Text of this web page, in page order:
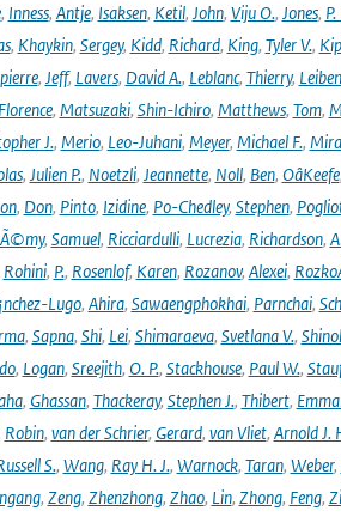
, Inness, Antje, Isaksen, Ketil, John, Viju O., Jones,
, Khaykin, Sergey, Kidd, Richard, King, Tyler V.,
, Jeff, Lavers, David A., Leblanc, Thierry,
Florence, Matsuzaki, Shin-Ichiro, Matthews, Tom,
J., Merio, Leo-Juhani, Meyer, Michael F.,
, Julien P., Noetzli, Jeannette, Noll, Ben, OâKeefe,
, Don, Pinto, Izidine, Po-Chedley, Stephen,
, Samuel, Ricciardulli, Lucrezia, Richardson,
Rohini, P., Rosenlof, Karen, Rozanov, Alexei,
Lugo, Ahira, Sawaengphokhai, Parnchai,
, Sapna, Shi, Lei, Shimaraeva, Svetlana V.,
, Logan, Sreejith, O. P., Stackhouse, Paul W.,
, Ghassan, Thackeray, Stephen J., Thibert,
Robin, van der Schrier, Gerard, van Vliet, Arnold J.
S., Wang, Ray H. J., Warnock, Taran, Weber,
, Zeng, Zhenzhong, Zhao, Lin, Zhong, Feng,